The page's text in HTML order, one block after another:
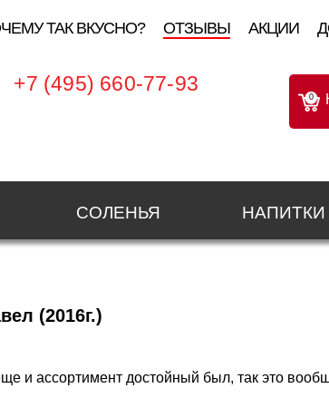
ТАК ВКУСНО? ОТЗЫВЫ АКЦИИ
+7 (495) 660-77-93
0
СОЛЕНЬЯ НАПИТКИ
(2016г.)
и ассортимент достойный был, так это